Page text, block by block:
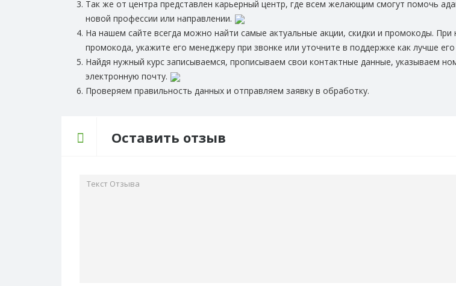
Так же от центра представлен карьерный центр, где всем желающим смогут помочь
новой профессии или направлении.
На нашем сайте всегда можно найти самые актуальные акции, скидки и промокоды. При
промокода, укажите его менеджеру при звонке или уточните в поддержке как лучше
Найдя нужный курс записываемся, прописываем свои контактные данные, указываем
электронную почту.
Проверяем правильность данных и отправляем заявку в обработку.
Оставить отзыв